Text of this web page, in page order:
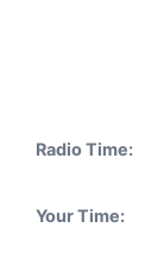
Radio Time:
Your Time: